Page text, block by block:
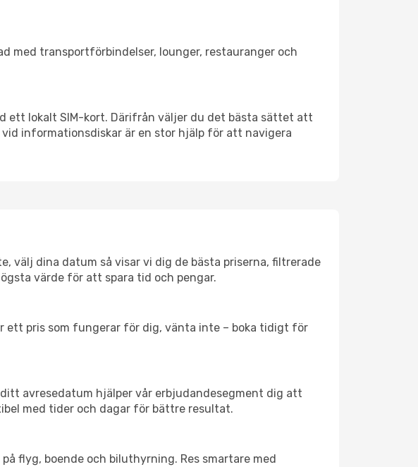
med transportförbindelser, lounger, restauranger och
ett lokalt SIM-kort. Därifrån väljer du det bästa sättet att
informationsdiskar är en stor hjälp för att navigera
välj dina datum så visar vi dig de bästa priserna, filtrerade
värde för att spara tid och pengar.
ett pris som fungerar för dig, vänta inte – boka tidigt för
avresedatum hjälper vår erbjudandesegment dig att
med tider och dagar för bättre resultat.
flyg, boende och biluthyrning. Res smartare med